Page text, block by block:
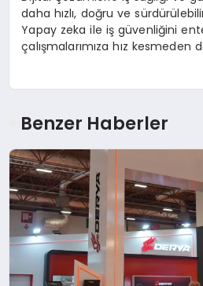
daha hızlı, doğru ve
Yapay zeka ile iş güvenliğini
çalışmalarımıza hız kesmeden
Benzer Haberler